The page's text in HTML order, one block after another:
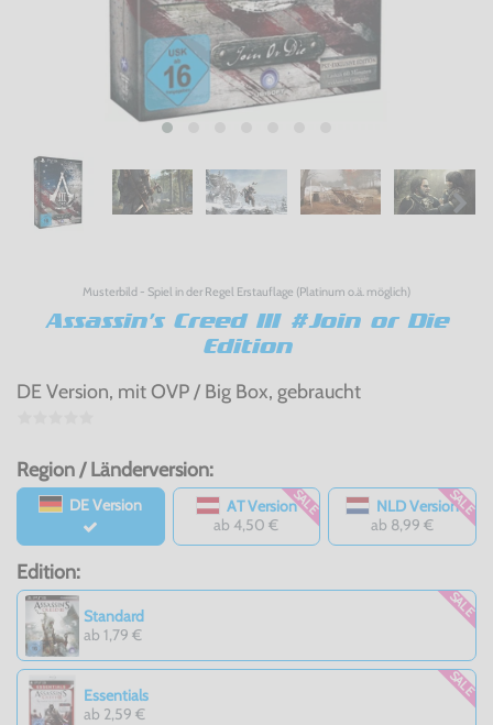
Musterbild - Spiel in der Regel Erstauflage (Platinum o.ä. möglich)
Assassin's Creed III #Join or Die
Edition
DE Version, mit OVP / Big Box, gebraucht
Region / Länderversion:
DE Version
AT Version
ab 4,50 €
SALE
NLD Version
ab 8,99 €
SALE
Edition:
Standard
ab 1,79 €
SALE
Essentials
ab 2,59 €
SALE